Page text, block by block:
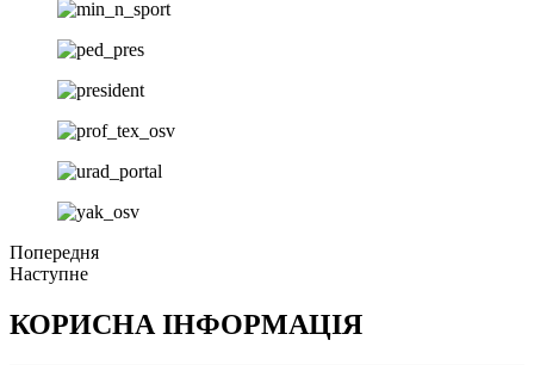
Попередня
Наступне
КОРИСНА ІНФОРМАЦІЯ